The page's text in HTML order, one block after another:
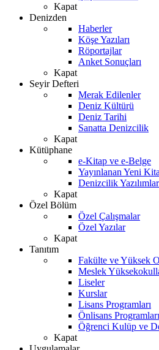
Kapat
Denizden
Haberler
Köşe Yazıları
Röportajlar
Anket Sonuçları
Kapat
Seyir Defteri
Merak Edilenler
Deniz Kültürü
Deniz Tarihi
Sanatta Denizcilik
Kapat
Kütüphane
e-Kitap ve e-Belge
Yayınlanan Yeni
Denizcilik
Kapat
Özel Bölüm
Özel Çalışmalar
Özel Yazılar
Kapat
Tanıtım
Fakülte ve Yüksek
Meslek
Liseler
Kurslar
Lisans Programları
Önlisans Programları
Öğrenci Kulüp ve
Kapat